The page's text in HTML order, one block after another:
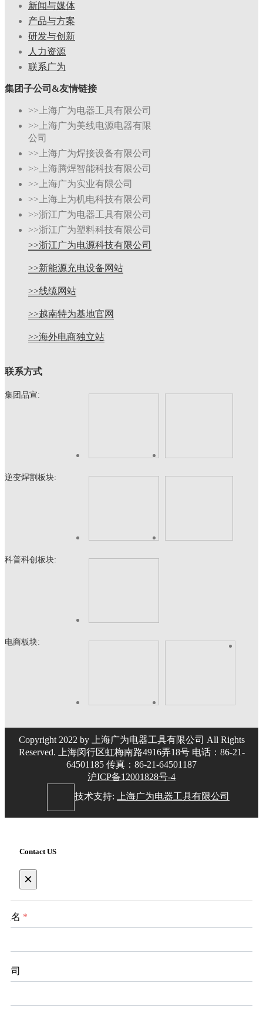
新闻与媒体
产品与方案
研发与创新
人力资源
联系广为
集团子公司&友情链接
>>上海广为电器工具有限公司
>>上海广为美线电源电器有限
公司
>>上海广为焊接设备有限公司
>>上海腾焊智能科技有限公司
>>上海广为实业有限公司
>>上海上为机电科技有限公司
>>浙江广为电器工具有限公司
>>浙江广为塑料科技有限公司
>>浙江广为电源科技有限公司
>>新能源充电设备网站
>>线缆网站
>>越南特为基地官网
>>海外电商独立站
联系方式
集团品宣:
逆变焊割板块:
科普科创板块:
电商板块:
Copyright 2022 by 上海广为电器工具有限公司 All Rights
Reserved. 上海闵行区虹梅南路4916弄18号 电话：86-21-
64501185 传真：86-21-64501187
沪ICP备12001828号-4
技术支持:上海广为电器工具有限公司
Contact US
×
姓名 *
公司